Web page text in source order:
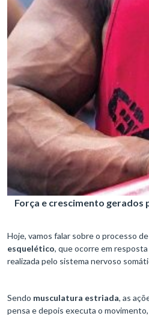
Força e crescimento gerados
Hoje, vamos falar sobre o processo
esquelético, que ocorre em
realizada pelo sistema nervoso
Sendo musculatura estriada, as
pensa e depois executa o